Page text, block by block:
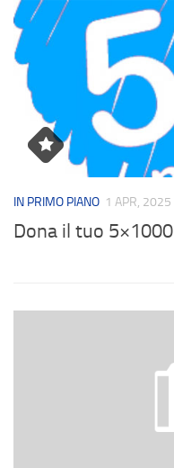
Corsi
Rassegna stampa
Contatti
IN PRIMO PIANO 1 APR, 2025
Dona il tuo 5×1000